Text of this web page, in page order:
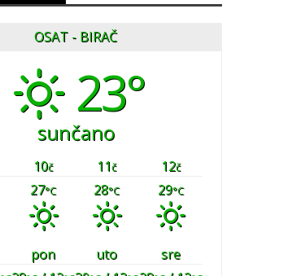
OSAT - BIRAČ
23°
sunčano
10č 11č 12č
27°C 28°C 29°C
pon uto
sre